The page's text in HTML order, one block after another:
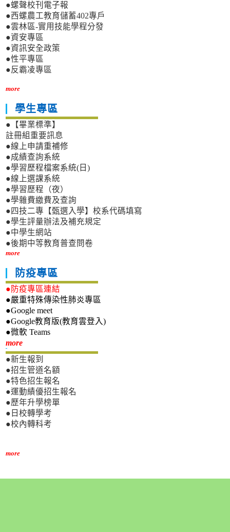
●螺聲校刊電子報
●西螺農工教育儲蓄402專戶
●雲林區-實用技能學程分發
●資安專區
●資訊安全政策
●性平專區
●反霸凌專區
more
學生專區
●【畢業標準】
註冊組重要訊息
●線上申請重補修
●成績查詢系統
●學習歷程檔案系統(日)
●線上選課系統
●學習歷程（夜）
●學雜費繳費及查詢
●四技二專【甄選入學】校系代碼填寫
●學生評量辦法及補充規定
●中學生網站
●後期中等教育普查問卷
more
防疫專區
●防疫專區連結
●嚴重特殊傳染性肺炎專區
●Google meet
●Google教育版(教育雲登入)
●微軟 Teams
more新生專區
●新生報到
●招生管道名額
●特色招生報名
●運動績優招生報名
●歷年升學榜單
●日校轉學考
●校內轉科考
more